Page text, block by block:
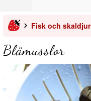
Fisk och skaldjur
Blåmusslor